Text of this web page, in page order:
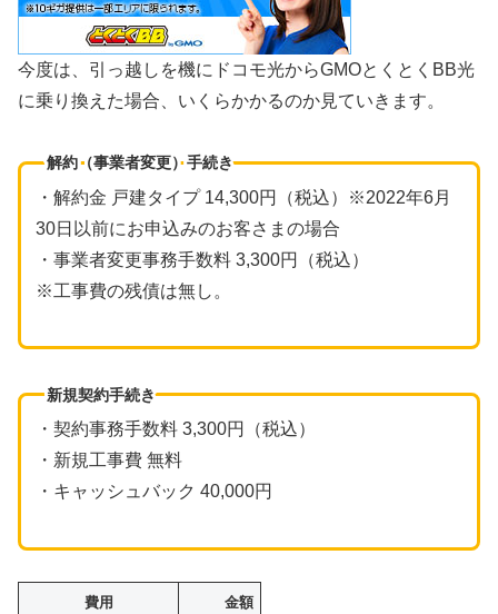
今度は、引っ越しを機にドコモ光からGMOとくとくBB光
に乗り換えた場合、いくらかかるのか見ていきます。
解約（事業者変更）手続き
・解約金 戸建タイプ 14,300円（税込）※2022年6月
30日以前にお申込みのお客さまの場合
・事業者変更事務手数料 3,300円（税込）
※工事費の残債は無し。
新規契約手続き
・契約事務手数料 3,300円（税込）
・新規工事費 無料
・キャッシュバック 40,000円
費用 金額